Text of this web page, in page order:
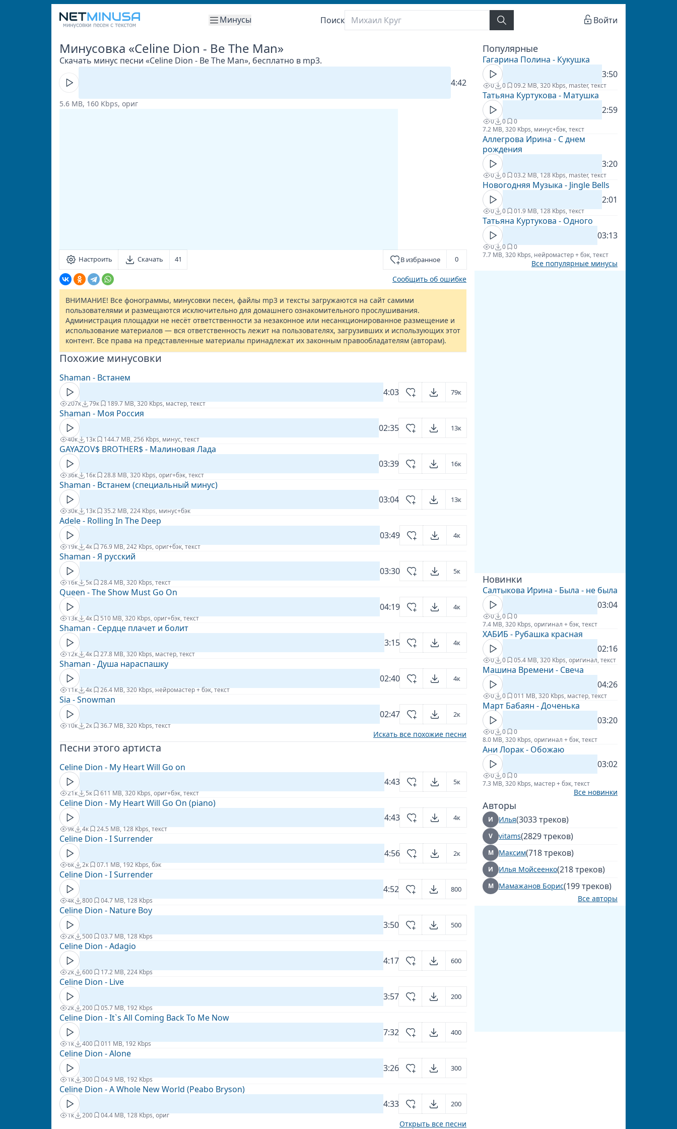
Минусы Поиск Войти
Минусовка «Celine Dion - Be The Man»
Скачать минус песни «Celine Dion - Be The Man», бесплатно в mp3.
4:42
5.6 MB, 160 Kbps, ориг
Настроить Скачать 41 В избранное 0
Сообщить об ошибке
ВНИМАНИЕ! Все фонограммы, минусовки песен, файлы mp3 и тексты загружаются на сайт самими
пользователями и размещаются исключительно для домашнего ознакомительного прослушивания.
Администрация площадки не несёт ответственности за незаконное или несанкционированное размещение и
использование материалов — вся ответственность лежит на пользователях, загрузивших и использующих этот
контент. Все права на представленные материалы принадлежат их законным правообладателям (авторам).
Похожие минусовки
Shaman - Встанем
4:03
79к
207к 79к 189.7 MB, 320 Kbps, мастер, текст
Shaman - Моя Россия
02:35
13к
40к 13к 144.7 MB, 256 Kbps, минус, текст
GAYAZOV$ BROTHER$ - Малиновая Лада
03:39
16к
36к 16к 28.8 MB, 320 Kbps, ориг+бэк, текст
Shaman - Встанем (специальный минус)
03:04
13к
30к 13к 35.2 MB, 224 Kbps, минус+бэк
Adele - Rolling In The Deep
03:49
4к
19к 4к 76.9 MB, 242 Kbps, ориг+бэк, текст
Shaman - Я русский
03:30
5к
16к 5к 28.4 MB, 320 Kbps, текст
Queen - The Show Must Go On
04:19
4к
13к 4к 510 MB, 320 Kbps, ориг+бэк, текст
Shaman - Сердце плачет и болит
3:15
4к
12к 4к 27.8 MB, 320 Kbps, мастер, текст
Shaman - Душа нараспашку
02:40
4к
11к 4к 26.4 MB, 320 Kbps, нейромастер + бэк, текст
Sia - Snowman
02:47
2к
10к 2к 36.7 MB, 320 Kbps, текст
Искать все похожие песни
Песни этого артиста
Celine Dion - My Heart Will Go on
4:43
5к
21к 5к 611 MB, 320 Kbps, ориг+бэк, текст
Celine Dion - My Heart Will Go On (piano)
4:43
4к
9к 4к 24.5 MB, 128 Kbps, текст
Celine Dion - I Surrender
4:56
2к
6к 2к 07.1 MB, 192 Kbps, бэк
Celine Dion - I Surrender
4:52
800
4к 800 04.7 MB, 128 Kbps
Celine Dion - Nature Boy
3:50
500
2к 500 03.7 MB, 128 Kbps
Celine Dion - Adagio
4:17
600
2к 600 17.2 MB, 224 Kbps
Celine Dion - Live
3:57
200
2к 200 05.7 MB, 192 Kbps
Celine Dion - It`s All Coming Back To Me Now
7:32
400
1к 400 011 MB, 192 Kbps
Celine Dion - Alone
3:26
300
1к 300 04.9 MB, 192 Kbps
Celine Dion - A Whole New World (Peabo Bryson)
4:33
200
1к 200 04.4 MB, 128 Kbps, ориг
Открыть все песни
Популярные
Гагарина Полина - Кукушка
3:50
0 0 09.2 MB, 320 Kbps, master, текст
Татьяна Куртукова - Матушка
2:59
0 0
0
7.2 MB, 320 Kbps, минус+бэк, текст
Аллегрова Ирина - С днем
рождения
3:20
0 0 03.2 MB, 128 Kbps, master, текст
Новогодняя Музыка - Jingle Bells
2:01
0 0 01.9 MB, 128 Kbps, текст
Татьяна Куртукова - Одного
03:13
0 0
0
7.7 MB, 320 Kbps, нейромастер + бэк, текст
Все популярные минусы
Новинки
Салтыкова Ирина - Была - не была
03:04
0 0
0
7.4 MB, 320 Kbps, оригинал + бэк, текст
ХАБИБ - Рубашка красная
02:16
0 0 05.4 MB, 320 Kbps, оригинал, текст
Машина Времени - Свеча
04:26
0 0 011 MB, 320 Kbps, мастер, текст
Март Бабаян - Доченька
03:20
0 0
0
8.0 MB, 320 Kbps, оригинал + бэк, текст
Ани Лорак - Обожаю
03:02
0 0
0
7.3 MB, 320 Kbps, мастер + бэк, текст
Все новинки
Авторы
И Илья(3033 треков)
V vitams(2829 треков)
М Максим(718 треков)
И Илья Мойсеенко(218 треков)
М Мамажанов Борис(199 треков)
Все авторы